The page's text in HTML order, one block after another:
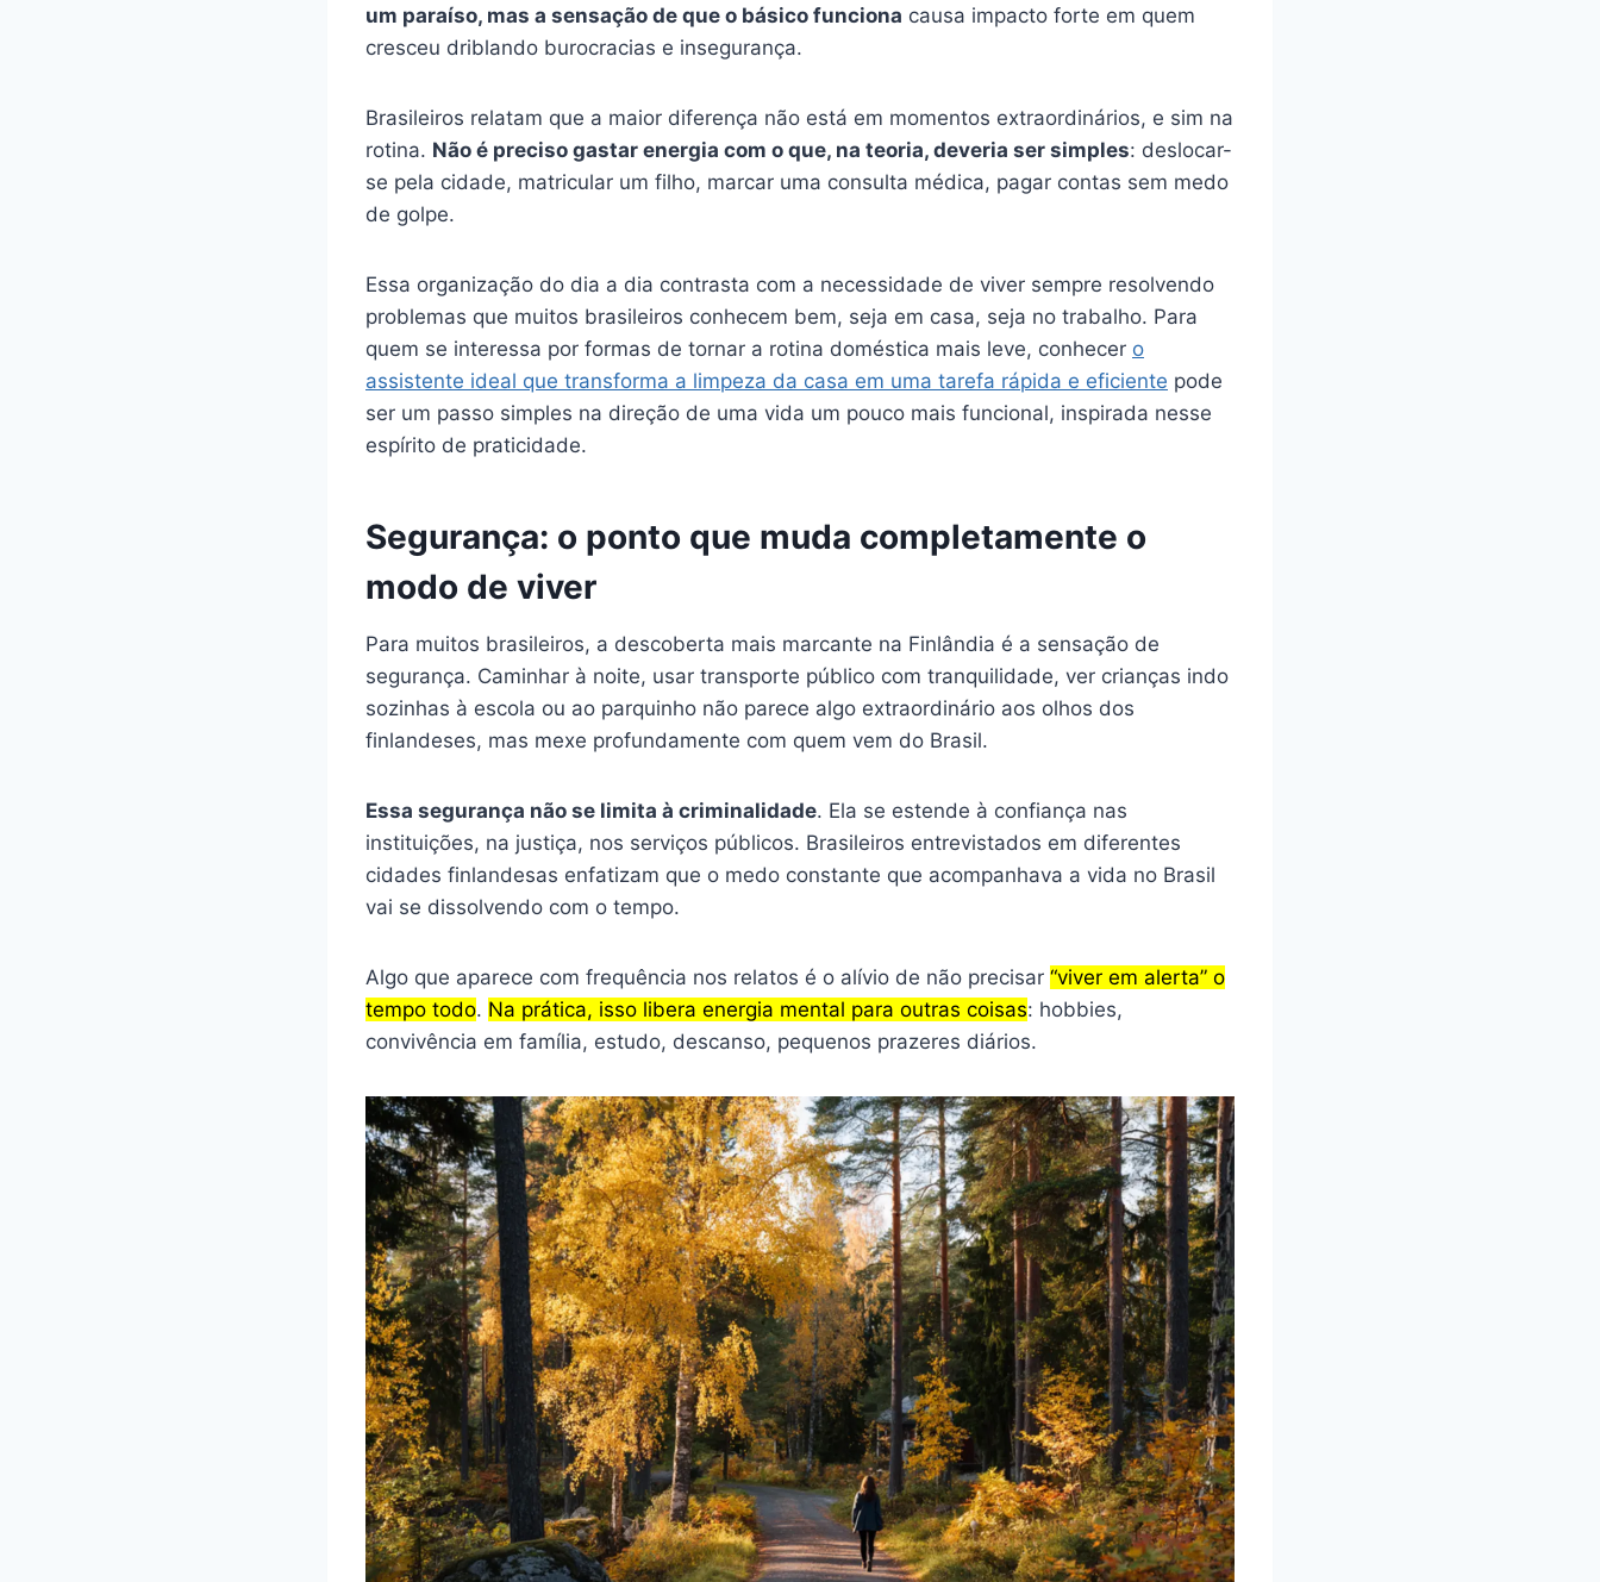
um paraíso, mas a sensação de que o básico funciona causa impacto forte em quem
cresceu driblando burocracias e insegurança.
Brasileiros relatam que a maior diferença não está em momentos extraordinários, e sim na
rotina. Não é preciso gastar energia com o que, na teoria, deveria ser simples: deslocar-
se pela cidade, matricular um filho, marcar uma consulta médica, pagar contas sem medo
de golpe.
Essa organização do dia a dia contrasta com a necessidade de viver sempre resolvendo
problemas que muitos brasileiros conhecem bem, seja em casa, seja no trabalho. Para
quem se interessa por formas de tornar a rotina doméstica mais leve, conhecer o
assistente ideal que transforma a limpeza da casa em uma tarefa rápida e eficiente pode
ser um passo simples na direção de uma vida um pouco mais funcional, inspirada nesse
espírito de praticidade.
Segurança: o ponto que muda completamente o
modo de viver
Para muitos brasileiros, a descoberta mais marcante na Finlândia é a sensação de
segurança. Caminhar à noite, usar transporte público com tranquilidade, ver crianças indo
sozinhas à escola ou ao parquinho não parece algo extraordinário aos olhos dos
finlandeses, mas mexe profundamente com quem vem do Brasil.
Essa segurança não se limita à criminalidade. Ela se estende à confiança nas
instituições, na justiça, nos serviços públicos. Brasileiros entrevistados em diferentes
cidades finlandesas enfatizam que o medo constante que acompanhava a vida no Brasil
vai se dissolvendo com o tempo.
Algo que aparece com frequência nos relatos é o alívio de não precisar “viver em alerta” o
tempo todo. Na prática, isso libera energia mental para outras coisas: hobbies,
convivência em família, estudo, descanso, pequenos prazeres diários.